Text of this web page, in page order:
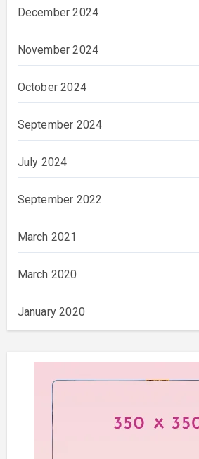
December 2024
November 2024
October 2024
September 2024
July 2024
September 2022
March 2021
March 2020
January 2020